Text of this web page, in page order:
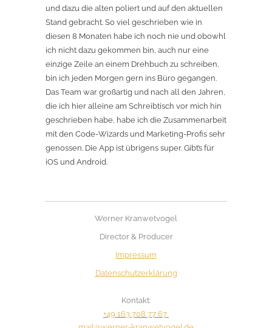
und dazu die alten poliert und auf den aktuellen
Stand gebracht. So viel geschrieben wie in
diesen 8 Monaten habe ich noch nie und obowhl
ich nicht dazu gekommen bin, auch nur eine
einzige Zeile an einem Drehbuch zu schreiben,
bin ich jeden Morgen gern ins Büro gegangen.
Das Team war großartig und nach all den Jahren,
die ich hier alleine am Schreibtisch vor mich hin
geschrieben habe, habe ich die Zusammenarbeit
mit den Code-Wizards und Marketing-Profis sehr
genossen. Die App ist übrigens super. Gibt’s für
iOS und Android.
Werner Kranwetvogel
Director & Producer
Impressum
Datenschutzerklärung
Kontakt:
+49 163 708 77 67